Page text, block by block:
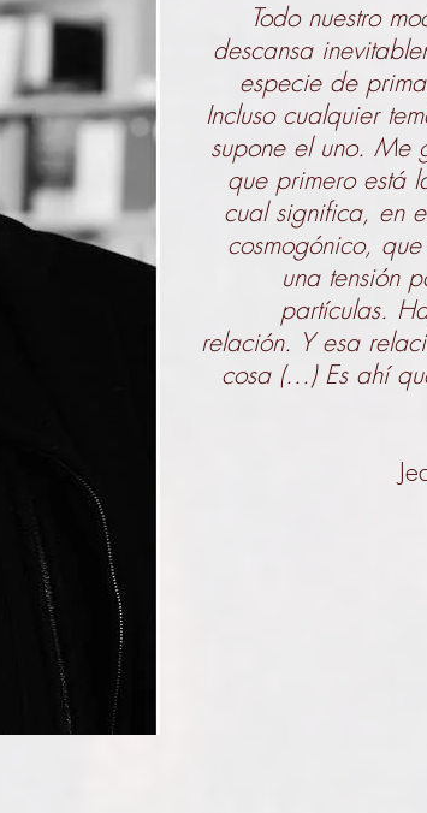
Todo nuestro
descansa
especie de
Incluso cualquier
supone el uno. Me
que primero está
cual significa, en
cosmogónico,
una tensión
partículas.
relación. Y esa
cosa (...) Es ahí